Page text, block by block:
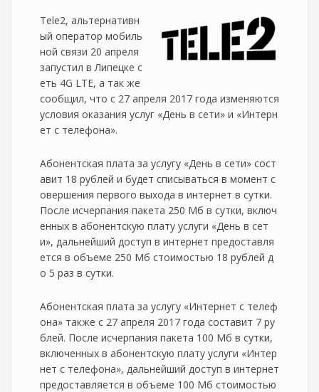
Tele2, альтернативн
ый оператор мобиль
ной связи 20 апреля
запустил в Липецке с
еть 4G LTE, а так же
сообщил, что с 27 апреля 2017 года изменяются
условия оказания услуг «День в сети» и «Интерн
ет с телефона».
Абонентская плата за услугу «День в сети» сост
авит 18 рублей и будет списываться в момент с
овершения первого выхода в интернет в сутки.
После исчерпания пакета 250 Мб в сутки, включ
енных в абонентскую плату услуги «День в сет
и», дальнейший доступ в интернет предоставля
ется в объеме 250 Мб стоимостью 18 рублей д
о 5 раз в сутки.
Абонентская плата за услугу «Интернет с телеф
она» также с 27 апреля 2017 года составит 7 ру
блей. После исчерпания пакета 100 Мб в сутки,
включенных в абонентскую плату услуги «Интер
нет с телефона», дальнейший доступ в интернет
предоставляется в объеме 100 Мб стоимостью